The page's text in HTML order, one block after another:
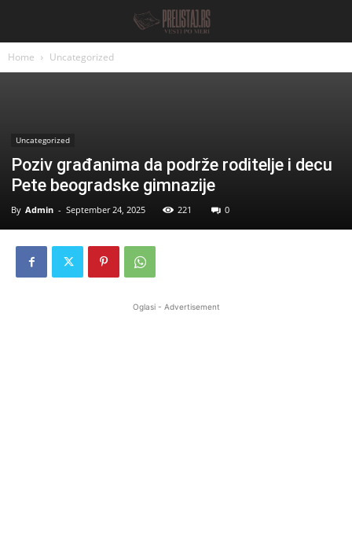
Home Uncategorized
Uncategorized
Poziv građanima da podrže roditelje i decu
Pete beogradske gimnazije
By Admin - September 24, 2025 221 0
Oglasi - Advertisement